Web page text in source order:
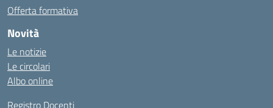
Offerta formativa
Novità
Le notizie
Le circolari
Albo online
Registro Docenti